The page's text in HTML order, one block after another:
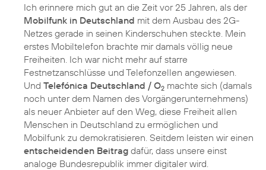
Ich erinnere mich gut an die Zeit vor 25 Jahren, als der
Mobilfunk in Deutschland mit dem Ausbau des 2G-
Netzes gerade in seinen Kinderschuhen steckte. Mein
erstes Mobiltelefon brachte mir damals völlig neue
Freiheiten. Ich war nicht mehr auf starre
Festnetzanschlüsse und Telefonzellen angewiesen.
Und Telefónica Deutschland / O2 machte sich (damals
noch unter dem Namen des Vorgängerunternehmens)
als neuer Anbieter auf den Weg, diese Freiheit allen
Menschen in Deutschland zu ermöglichen und
Mobilfunk zu demokratisieren. Seitdem leisten wir einen
entscheidenden Beitrag dafür, dass unsere einst
analoge Bundesrepublik immer digitaler wird.